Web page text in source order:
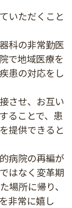
いただくこと
科の非常勤医
で地域医療を
患の対応をし
させ、お互い
ることで、患
提供できると
病院の再編が
はなく変革期
場所に帰り、
非常に嬉し